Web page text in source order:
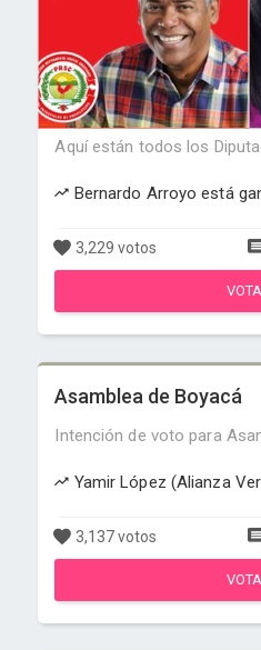
Aquí están todos los
Bernardo Arroyo está
3,229 votos
Asamblea de Boyacá
Intención de voto para
Yamir López (Alianza
3,137 votos